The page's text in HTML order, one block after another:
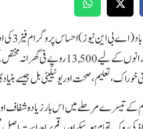
اہل خاندانوں کے لیے
خوراک، تعلیم، صحت اور یوٹیلیٹی بل جیسے
کے تیسرے مرحلے میں اس بار زیادہ شفاف اور